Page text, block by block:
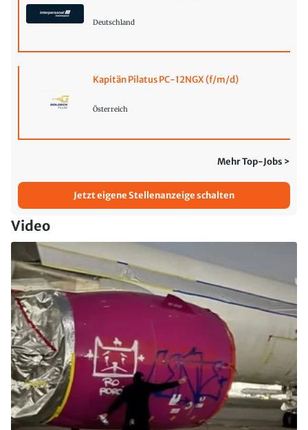
Deutschland
Kapitän Pilatus PC-12NGX (f/m/d)
Österreich
Mehr Top-Jobs >
Jetzt eigene Stellenanzeige schalten
Video